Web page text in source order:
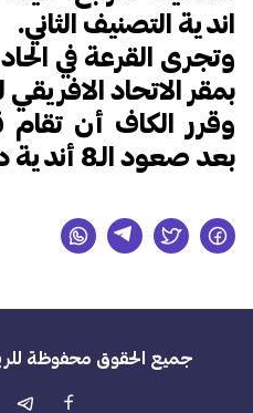
اندية التصنيف الثاني.
وتجرى القرعة في
بمقر الاتحاد
وقرر الكاف أن تقام
بعد صعود الـ8 أندية دون أي تصنيف
جميع الحقوق محفوظة